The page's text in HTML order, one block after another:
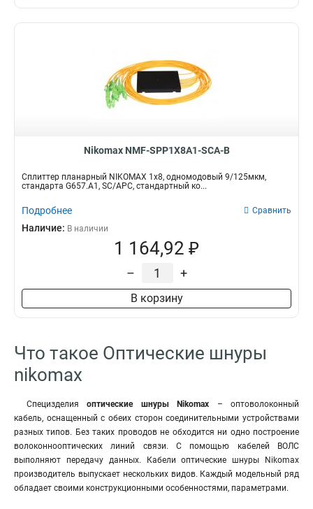
Nikomax NMF-SPP1X8A1-SCA-B
Сплиттер планарный NIKOMAX 1x8, одномодовый 9/125мкм,
стандарта G657.A1, SC/APC, стандартный ко...
Подробнее Сравнить
Наличие: В наличии
1 164,92 ₽
– +
В корзину
Что такое Оптические шнуры
nikomax
Специзделияоптические шнуры Nikomax – оптоволоконный
кабель, оснащенный с обеих сторон соединительными устройствами
разных типов. Без таких проводов не обходится ни одно построение
волоконнооптических линий связи. С помощью кабелей ВОЛС
выполняют передачу данных. Кабели оптические шнуры Nikomax
производитель выпускает нескольких видов. Каждый модельный ряд
обладает своими конструкционными особенностями, параметрами.